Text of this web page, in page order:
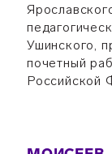
Ушинского,
почетный
Российской